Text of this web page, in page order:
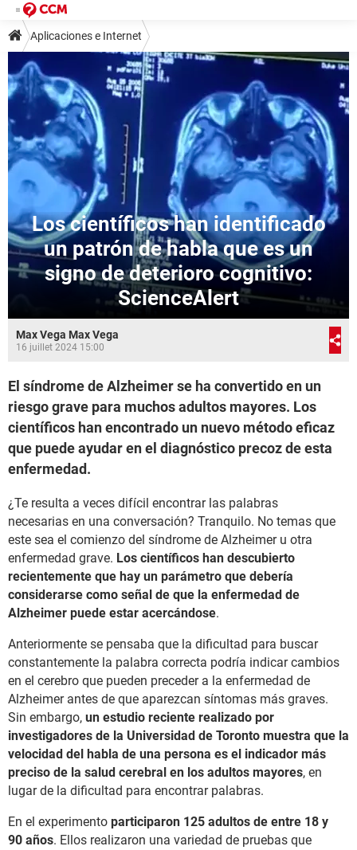
Aplicaciones e Internet
Los científicos han identificado
un patrón de habla que es un
signo de deterioro cognitivo:
ScienceAlert
Max Vega Max Vega
16 juillet 2024 15:00
El síndrome de Alzheimer se ha convertido en un
riesgo grave para muchos adultos mayores. Los
científicos han encontrado un nuevo método eficaz
que puede ayudar en el diagnóstico precoz de esta
enfermedad.
¿Te resulta a veces difícil encontrar las palabras
necesarias en una conversación? Tranquilo. No temas que
este sea el comienzo del síndrome de Alzheimer u otra
enfermedad grave. Los científicos han descubierto
recientemente que hay un parámetro que debería
considerarse como señal de que la enfermedad de
Alzheimer puede estar acercándose.
Anteriormente se pensaba que la dificultad para buscar
constantemente la palabra correcta podría indicar cambios
en el cerebro que pueden preceder a la enfermedad de
Alzheimer antes de que aparezcan síntomas más graves.
Sin embargo, un estudio reciente realizado por
investigadores de la Universidad de Toronto muestra que la
velocidad del habla de una persona es el indicador más
preciso de la salud cerebral en los adultos mayores, en
lugar de la dificultad para encontrar palabras.
En el experimento participaron 125 adultos de entre 18 y
90 años. Ellos realizaron una variedad de pruebas que